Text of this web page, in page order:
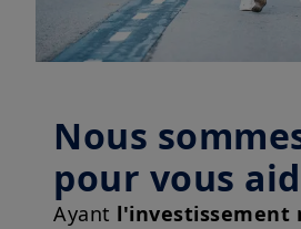
Nous
pour vous
Ayant l'investissement